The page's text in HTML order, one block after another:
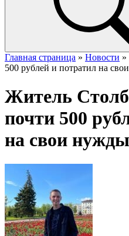
Главная страница » Новости »
500 рублей и потратил на
Житель
почти 500
на свои нужды